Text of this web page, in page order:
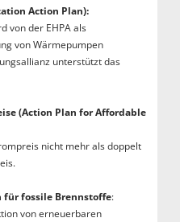
Action Plan):
von der EHPA als
von Wärmepumpen
unterstützt das
(Action Plan for Affordable
nicht mehr als doppelt
für fossile Brennstoffe:
von erneuerbaren